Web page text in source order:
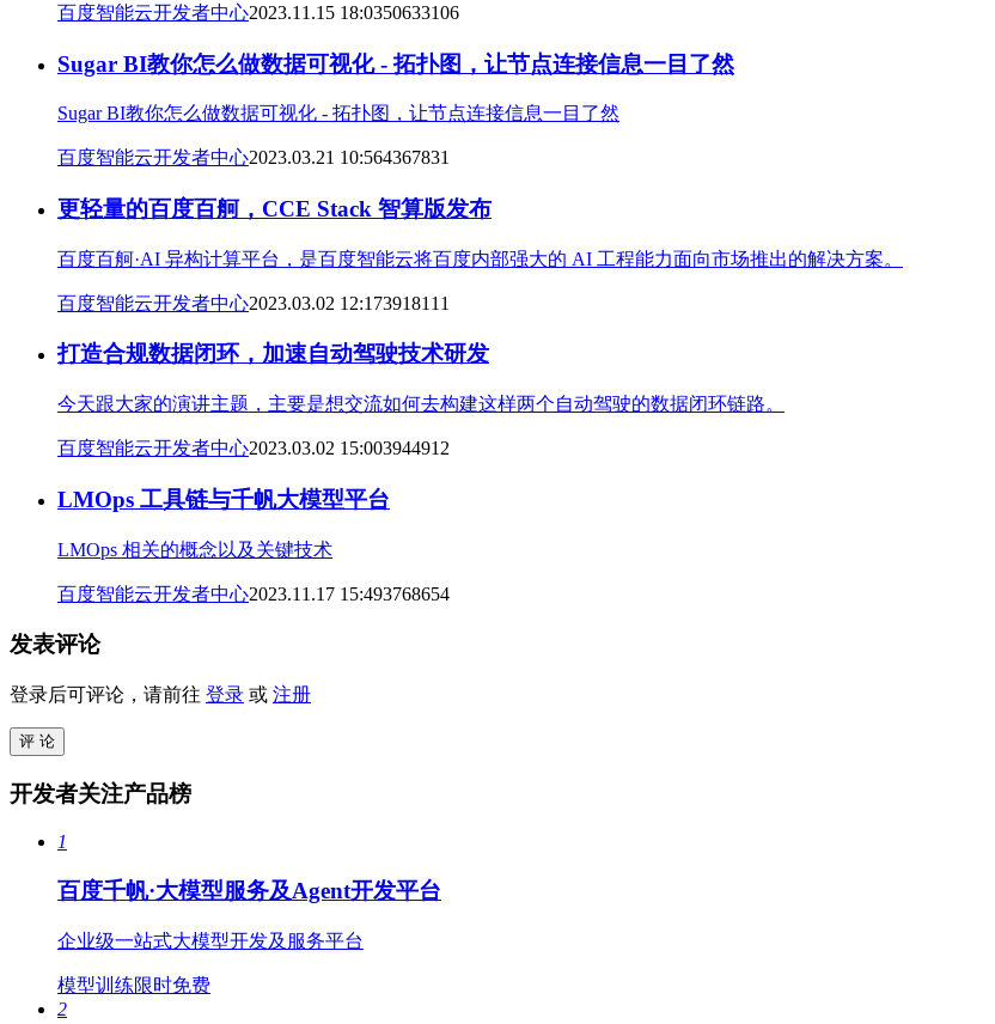
百度智能云开发者中心2023.11.15 18:0350633106
Sugar BI教你怎么做数据可视化 - 拓扑图，让节点连接信息一目了然
Sugar BI教你怎么做数据可视化 - 拓扑图，让节点连接信息一目了然
百度智能云开发者中心2023.03.21 10:564367831
更轻量的百度百舸，CCE Stack 智算版发布
百度百舸·AI 异构计算平台，是百度智能云将百度内部强大的 AI 工程能力面向市场推出的解决方案。
百度智能云开发者中心2023.03.02 12:1739181 1 1
打造合规数据闭环，加速自动驾驶技术研发
今天跟大家的演讲主题，主要是想交流如何去构建这样两个自动驾驶的数据闭环链路。
百度智能云开发者中心2023.03.02 15:00394491 2
LMOps 工具链与千帆大模型平台
LMOps 相关的概念以及关键技术
百度智能云开发者中心2023.11.17 15:493768654
发表评论
登录后可评论，请前往 登录 或 注册
评 论
开发者关注产品榜
1
百度千帆·大模型服务及Agent开发平台
企业级一站式大模型开发及服务平台
模型训练限时免费
2